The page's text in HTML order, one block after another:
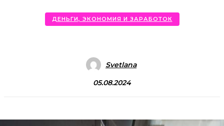
ДЕНЬГИ, ЭКОНОМИЯ И ЗАРАБОТОК
Svetlana
05.08.2024